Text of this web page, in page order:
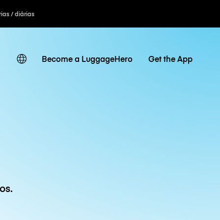
/ diárias
Become a LuggageHero Get the App